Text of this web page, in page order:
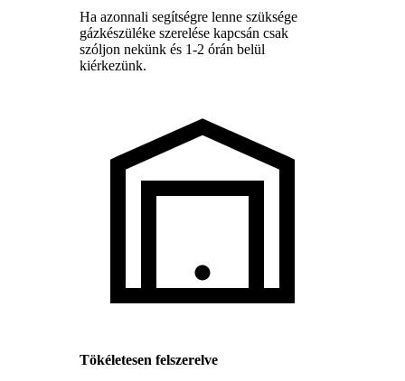
Ha azonnali segítségre lenne szüksége
gázkészüléke szerelése kapcsán csak
szóljon nekünk és 1-2 órán belül
kiérkezünk.
Tökéletesen felszerelve